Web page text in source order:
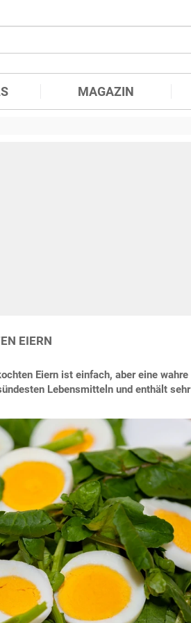
MAGAZIN
EIERN
Eiern ist einfach, aber eine wahre
Lebensmitteln und enthält sehr